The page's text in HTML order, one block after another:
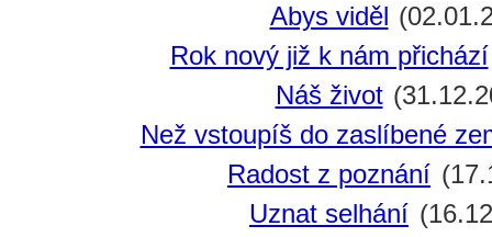
Abys viděl
Rok nový již k nám přichází
Náš život
Než vstoupíš do zaslíbené
Radost z poznání
Uznat selhání